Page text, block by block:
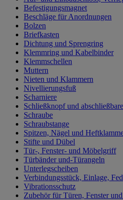
Befestigungsmagnet
Beschläge für Anordnungen
Bolzen
Briefkasten
Dichtung und Sprengring
Klemmring und Kabelbinder
Klemmschellen
Muttern
Nieten und Klammern
Nivellierungsfuß
Scharniere
Schließknopf und
Schraube
Schraubstange
Spitzen, Nägel und
Stifte und Dübel
Tür-, Fenster- und Möbelgriff
Türbänder und-Türangeln
Unterlegscheiben
Verbindungsstück, Einlage,
Vibrationsschutz
Zubehör für Türen, Fenster